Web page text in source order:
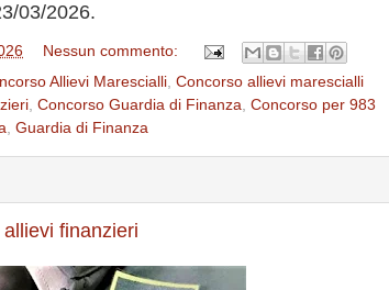
03/2026.
Nessun commento:
Allievi Marescialli Concorso allievi marescialli
Concorso Guardia di Finanza Concorso per 983
Guardia di Finanza
finanzieri